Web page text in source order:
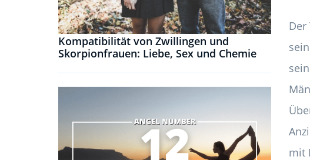
Kompatibilität von Zwillingen und
Skorpionfrauen: Liebe, Sex und Chemie
Der
mit